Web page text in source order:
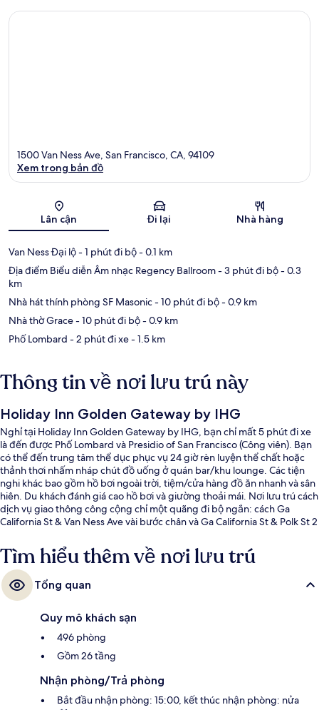
Bản đồ
1500 Van Ness Ave, San Francisco, CA, 94109
Xem trong bản đồ
Lân cận Đi lại Nhà hàng
Van Ness Đại lộ- 1 phút đi bộ- 0.1 km
Địa điểm Biểu diễn Âm nhạc Regency Ballroom- 3 phút đi bộ- 0.3
km
Nhà hát thính phòng SF Masonic- 10 phút đi bộ- 0.9 km
Nhà thờ Grace- 10 phút đi bộ- 0.9 km
Phố Lombard - 2 phút đi xe- 1.5 km
Thông tin về nơi lưu trú này
Holiday Inn Golden Gateway by IHG
Nghỉ tại Holiday Inn Golden Gateway by IHG, bạn chỉ mất 5 phút đi xe
là đến được Phố Lombard và Presidio of San Francisco (Công viên). Bạn
có thể đến trung tâm thể dục phục vụ 24 giờ rèn luyện thể chất hoặc
thảnh thơi nhấm nháp chút đồ uống ở quán bar/khu lounge. Các tiện
nghi khác bao gồm hồ bơi ngoài trời, tiệm/cửa hàng đồ ăn nhanh và sân
hiên. Du khách đánh giá cao hồ bơi và giường thoải mái. Nơi lưu trú cách
dịch vụ giao thông công cộng chỉ một quãng đi bộ ngắn: cách Ga
California St & Van Ness Ave vài bước chân và Ga California St & Polk St 2
Tìm hiểu thêm về nơi lưu trú
Tổng quan
Quy mô khách sạn
496 phòng
Gồm 26 tầng
Nhận phòng/Trả phòng
Bắt đầu nhận phòng: 15:00, kết thúc nhận phòng: nửa